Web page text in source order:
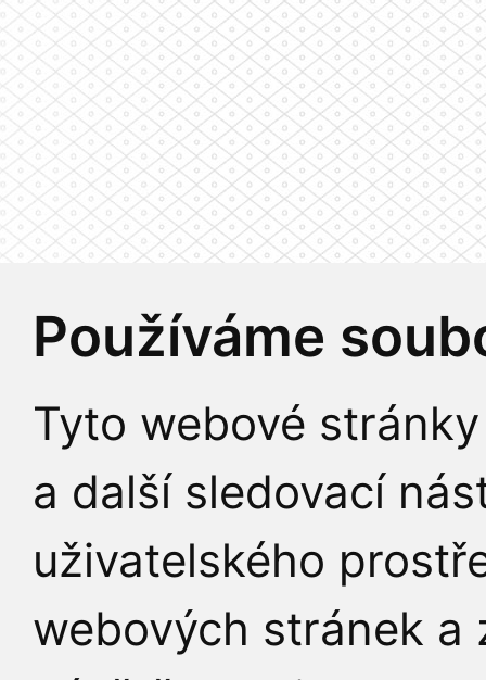
Používáme
Tyto webové
a další sledovací
uživatelského
webových stránek a